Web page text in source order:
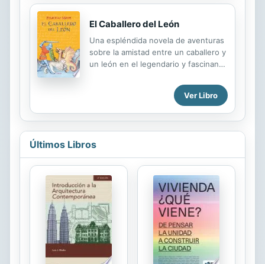
El Caballero del León
Una espléndida novela de aventuras
sobre la amistad entre un caballero y
un león en el legendario y fascinante
caballero joven y fuerte, ¡el mejor de
los mejores! De la manera más
inesperada, conquista el corazón de
la hermosa Laudina y se convierte en
que ya lo ha conseguido todo y que
podría ser feliz para siempre... Pero
Yvain es inquieto, está ávido de
aventuras y quiere descubrir qué hay
más allá del mundo que conoce.
Entonces decide dejarlo todo para
emprender un viaje lleno de peligros
y proezas que lo...
Ver Libro
Últimos Libros